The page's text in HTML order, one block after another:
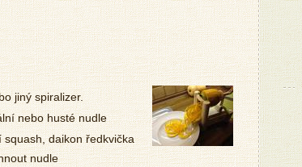
jiný spiralizer.
nebo husté nudle
daikon ředkvička
nudle